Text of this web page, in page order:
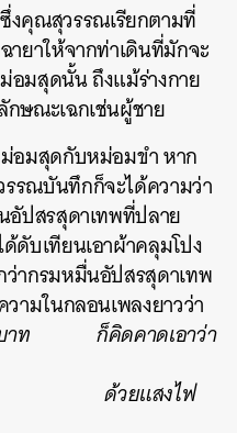
คุณสุวรรณเรียกตามที่
ยาให้จากท่าเดินที่มักจะ
มสุดนั้น ถึงแม้ร่างกาย
ษณะเฉกเช่นผู้ชาย
ม่อมสุดกับหม่อมขำ หาก
ณบันทึกก็จะได้ความว่า
อัปสรสุดาเทพที่ปลาย
บเทียนเอาผ้าคลุมโปง
ากรมหมื่นอัปสรสุดาเทพ
ามในกลอนเพลงยาวว่า
ะบาท ก็คิดคาดเอาว่า
อใจ ด้วยแสงไฟ